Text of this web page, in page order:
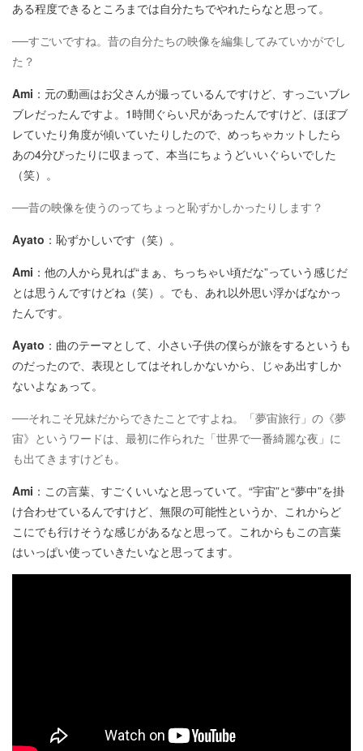
ある程度できるところまでは自分たちでやれたらなと思って。
──すごいですね。昔の自分たちの映像を編集してみていかがでし
た？
Ami ：元の動画はお父さんが撮っているんですけど、すっごいブレ
ブレだったんですよ。1時間ぐらい尺があったんですけど、ほぼブ
レていたり角度が傾いていたりしたので、めっちゃカットしたら
あの4分ぴったりに収まって、本当にちょうどいいぐらいでした
（笑）。
──昔の映像を使うのってちょっと恥ずかしかったりします？
Ayato ：恥ずかしいです（笑）。
Ami ：他の人から見れば“まぁ、ちっちゃい頃だな”っていう感じだ
とは思うんですけどね（笑）。でも、あれ以外思い浮かばなかっ
たんです。
Ayato ：曲のテーマとして、小さい子供の僕らが旅をするというも
のだったので、表現としてはそれしかないから、じゃあ出すしか
ないよなぁって。
──それこそ兄妹だからできたことですよね。「夢宙旅行」の《夢
宙》というワードは、最初に作られた「世界で一番綺麗な夜」に
も出てきますけども。
Ami ：この言葉、すごくいいなと思っていて。“宇宙”と“夢中”を掛
け合わせているんですけど、無限の可能性というか、これからど
こにでも行けそうな感じがあるなと思って。これからもこの言葉
はいっぱい使っていきたいなと思ってます。